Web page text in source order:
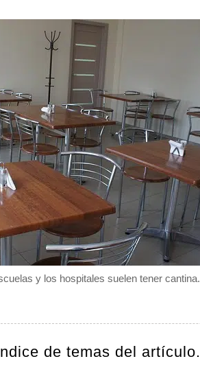
y los hospitales suelen tener cantina.
de temas del artículo.